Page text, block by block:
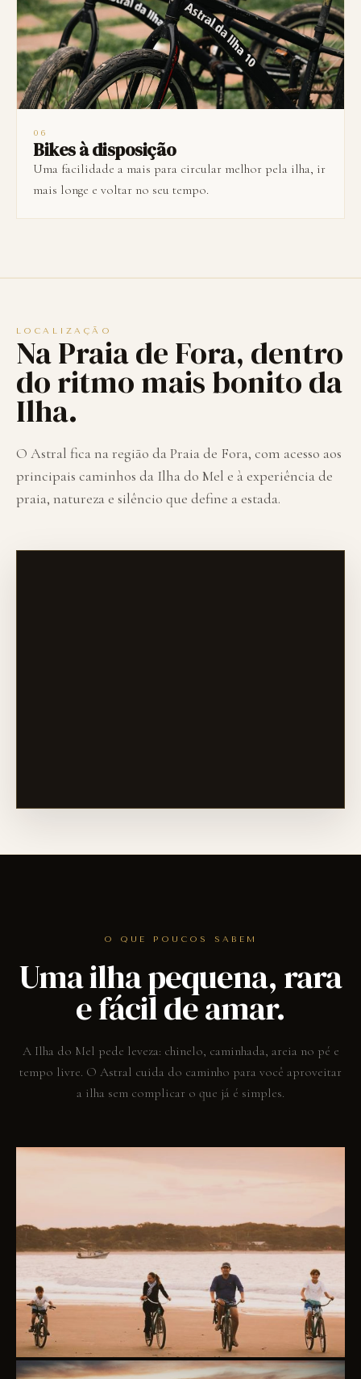
06
Bikes à disposição
Uma facilidade a mais para circular melhor pela ilha, ir
mais longe e voltar no seu tempo.
LOCALIZAÇÃO
Na Praia de Fora, dentro
do ritmo mais bonito da
Ilha.
O Astral fica na região da Praia de Fora, com acesso aos
principais caminhos da Ilha do Mel e à experiência de
praia, natureza e silêncio que define a estada.
O QUE POUCOS SABEM
Uma ilha pequena, rara
e fácil de amar.
A Ilha do Mel pede leveza: chinelo, caminhada, areia no pé e
tempo livre. O Astral cuida do caminho para você aproveitar
a ilha sem complicar o que já é simples.